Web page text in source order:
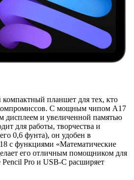
планшет для тех, кто
С мощным чипом A17
дисплеем и увеличенной памятью
для работы, творчества и
0,6 фунта), он удобен в
с функциями «Математические
его отличным помощником для
Pro и USB-C расширяет